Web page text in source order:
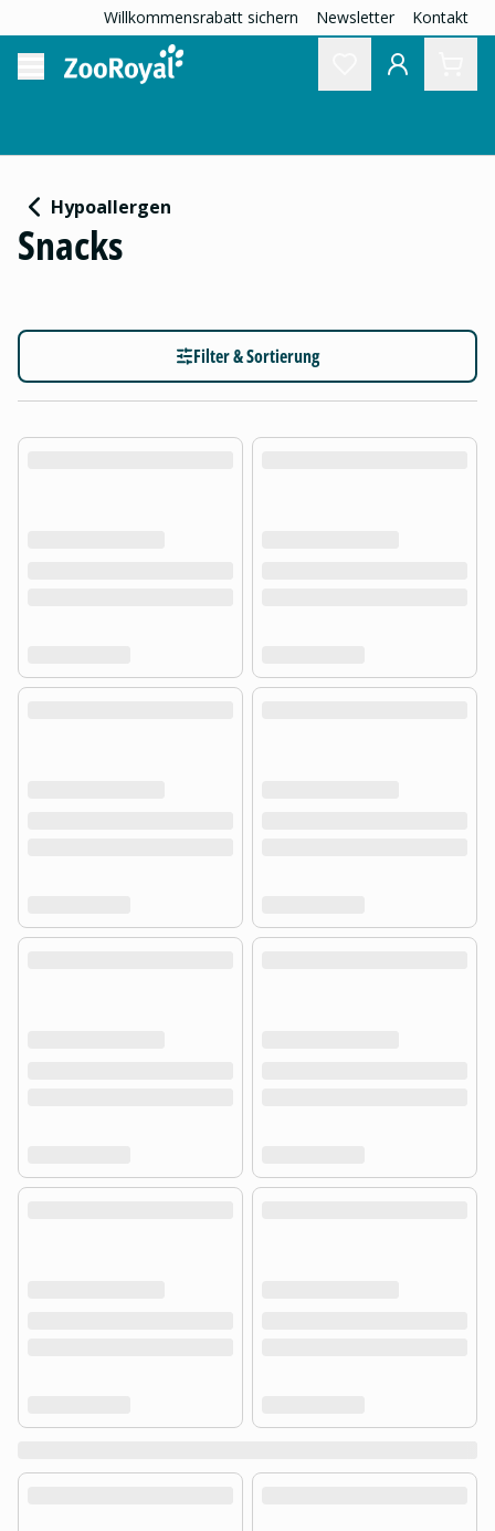
Willkommensrabatt sichern Newsletter Kontakt
Hypoallergen
Snacks
Filter & Sortierung